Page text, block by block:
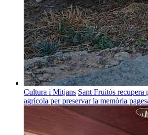
Cultura i Mitjans Sant Fruitós recupera
agrícola per preservar la memòria